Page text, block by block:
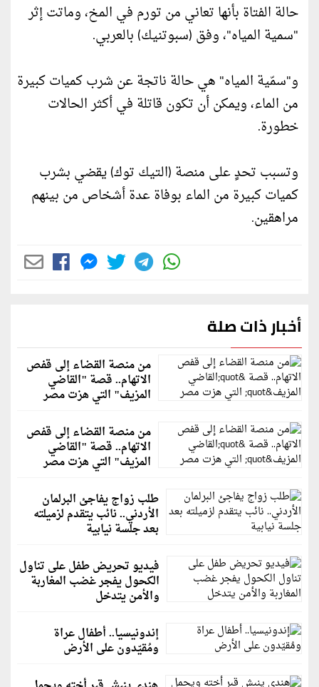
حالة الفتاة بأنها تعاني من تورم في المخ، وماتت إثر
"سمية المياه"، وفق (سبوتنيك) بالعربي.
و"سمّية المياه" هي حالة ناتجة عن شرب كميات كبيرة
من الماء، ويمكن أن تكون قاتلة في أكثر الحالات
خطورة.
وتسبب تحدٍ على منصة (التيك توك) يقضي بشرب
كميات كبيرة من الماء بوفاة عدة أشخاص من بينهم
مراهقين.
أخبار ذات صلة
من منصة القضاء إلى قفص
الاتهام.. قصة "القاضي
المزيف" التي هزت مصر
من منصة القضاء إلى قفص
الاتهام.. قصة "القاضي
المزيف" التي هزت مصر
طلب زواج يفاجئ البرلمان
الأردني.. نائب يتقدم لزميلته
بعد جلسة نيابية
فيديو تحريض طفل على تناول
الكحول يفجر غضب المغاربة
والأمن يتدخل
إندونيسيا.. أطفال عراة
ومُقيّدون على الأرض